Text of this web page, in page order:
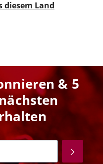
diesem Land
& 5